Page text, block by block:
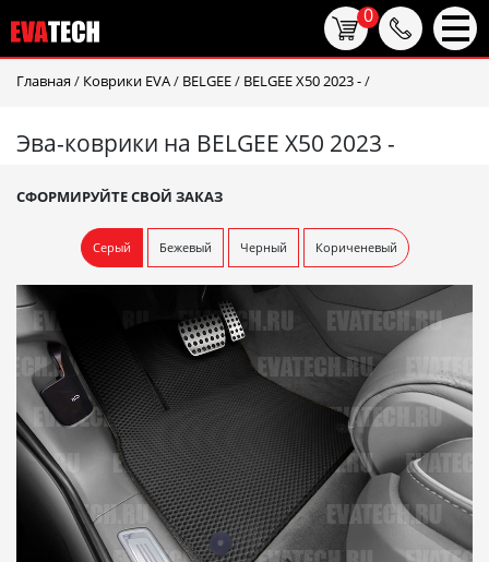
Главная / Коврики EVA/ BELGEE/ BELGEE X50 2023 -/
Эва-коврики на BELGEE X50 2023 -
СФОРМИРУЙТЕ СВОЙ ЗАКАЗ
Серый Бежевый Черный Кориченевый
0